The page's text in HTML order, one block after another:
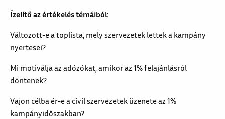
Ízelítő az értékelés témáiból:
Változott-e a toplista, mely szervezetek lettek a kampány
nyertesei?
Mi motiválja az adózókat, amikor az 1% felajánlásról
döntenek?
Vajon célba ér-e a civil szervezetek üzenete az 1%
kampányidőszakban?